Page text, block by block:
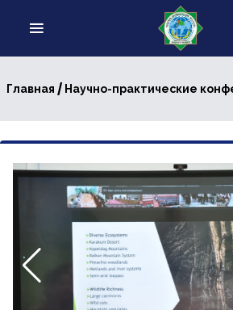
Главная / Научно-практические